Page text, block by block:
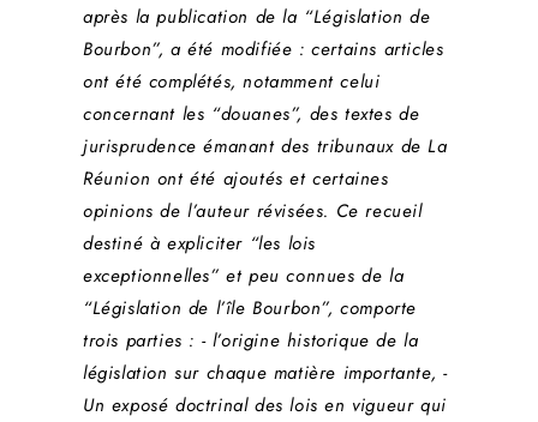
après la publication de la “Législation de
Bourbon”, a été modifiée : certains articles
ont été complétés, notamment celui
concernant les “douanes”, des textes de
jurisprudence émanant des tribunaux de La
Réunion ont été ajoutés et certaines
opinions de l’auteur révisées. Ce recueil
destiné à expliciter “les lois
exceptionnelles” et peu connues de la
“Législation de l’île Bourbon”, comporte
trois parties : - l’origine historique de la
législation sur chaque matière importante, -
Un exposé doctrinal des lois en vigueur qui